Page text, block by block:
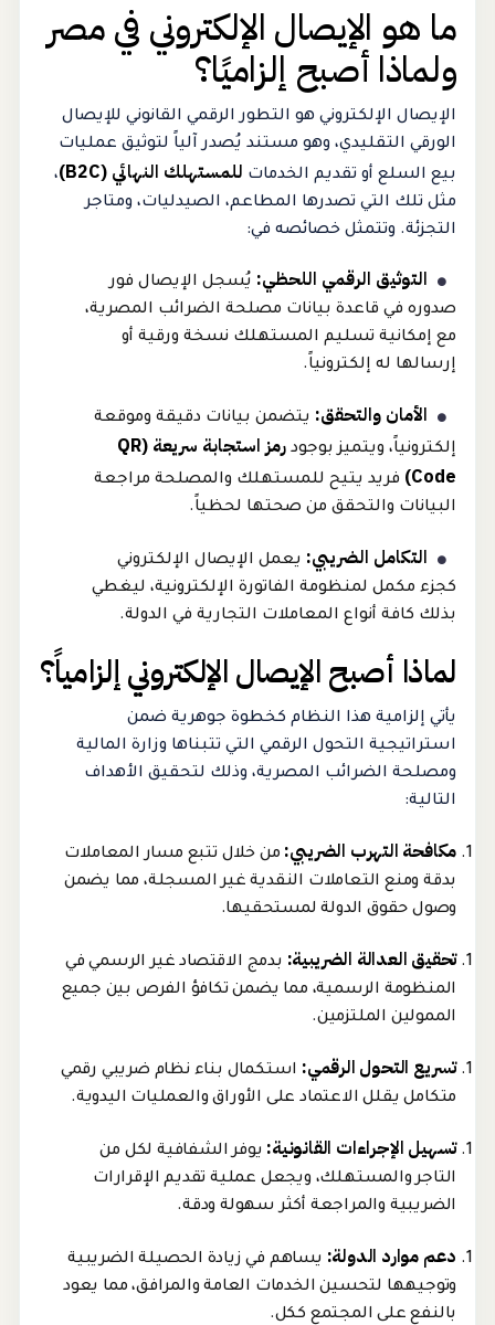
ما هو الإيصال الإلكتروني في مصر
ولماذا أصبح إلزاميًا؟
الإيصال الإلكتروني هو التطور الرقمي القانوني للإيصال
الورقي التقليدي، وهو مستند يُصدر آلياً لتوثيق عمليات
بيع السلع أو تقديم الخدمات للمستهلك النهائي (B2C)
،
مثل تلك التي تصدرها المطاعم، الصيدليات، ومتاجر
التجزئة. وتتمثل خصائصه في:
التوثيق الرقمي اللحظي: يُسجل الإيصال فور
صدوره في قاعدة بيانات مصلحة الضرائب المصرية،
مع إمكانية تسليم المستهلك نسخة ورقية أو
إرسالها له إلكترونياً.
الأمان والتحقق: يتضمن بيانات دقيقة وموقعة
إلكترونياً، ويتميز بوجود
رمز استجابة سريعة (QR
Code)
فريد يتيح للمستهلك والمصلحة مراجعة
البيانات والتحقق من صحتها لحظياً.
التكامل الضريبي: يعمل الإيصال الإلكتروني
كجزء مكمل لمنظومة الفاتورة الإلكترونية، ليغطي
بذلك كافة أنواع المعاملات التجارية في الدولة.
لماذا أصبح الإيصال الإلكتروني إلزامياً؟
يأتي إلزامية هذا النظام كخطوة جوهرية ضمن
استراتيجية التحول الرقمي التي تتبناها وزارة المالية
ومصلحة الضرائب المصرية، وذلك لتحقيق الأهداف
التالية:
مكافحة التهرب الضريبي: من خلال تتبع مسار المعاملات
بدقة ومنع التعاملات النقدية غير المسجلة، مما يضمن
وصول حقوق الدولة لمستحقيها.
تحقيق العدالة الضريبية: بدمج الاقتصاد غير الرسمي في
المنظومة الرسمية، مما يضمن تكافؤ الفرص بين جميع
الممولين الملتزمين.
تسريع التحول الرقمي: استكمال بناء نظام ضريبي رقمي
متكامل يقلل الاعتماد على الأوراق والعمليات اليدوية.
تسهيل الإجراءات القانونية: يوفر الشفافية لكل من
التاجر والمستهلك، ويجعل عملية تقديم الإقرارات
الضريبية والمراجعة أكثر سهولة ودقة.
دعم موارد الدولة: يساهم في زيادة الحصيلة الضريبية
وتوجيهها لتحسين الخدمات العامة والمرافق، مما يعود
بالنفع على المجتمع ككل.